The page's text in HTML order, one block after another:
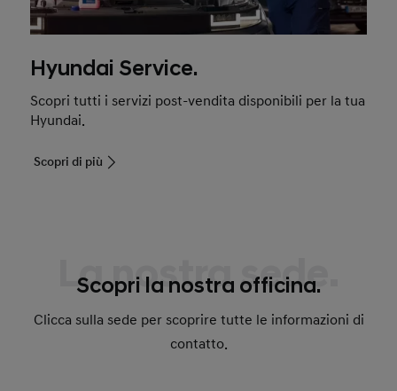
✔ Accessori Originali Hyundai
✔ Servizio esterno di carrozzeria
✔ Servizio esterno di lavaggio
✔ Cambio pneumatici
Hyundai Service.
Scopri tutti i servizi post-vendita disponibili per la tua
Hyundai.
Scopri di più
La nostra sede.
Scopri la nostra officina.
Clicca sulla sede per scoprire tutte le informazioni di
contatto.